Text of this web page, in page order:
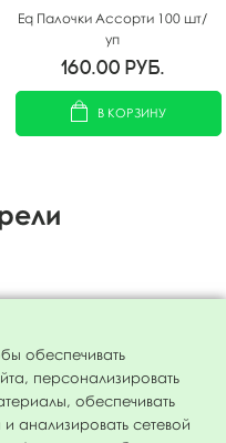
Eq Палочки Ассорти 100 шт/
уп
160.00 руб.
В КОРЗИНУ
обеспечивать
персонализировать
обеспечивать
анализировать сетевой